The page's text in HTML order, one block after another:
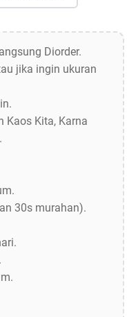
Diorder.
jika ingin ukuran
Kaos Kita, Karna
30s murahan).